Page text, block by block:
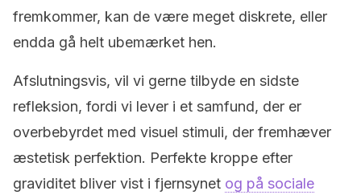
fremkommer, kan de være meget diskrete, eller
endda gå helt ubemærket hen.
Afslutningsvis, vil vi gerne tilbyde en sidste
refleksion, fordi vi lever i et samfund, der er
overbebyrdet med visuel stimuli, der fremhæver
æstetisk perfektion. Perfekte kroppe efter
graviditet bliver vist i fjernsynet og på sociale